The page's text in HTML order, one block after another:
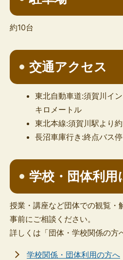
約10台
交通アクセス
東北自動車道:須賀川イ
キロメートル
東北本線:須賀川駅より
長沼車庫行き:終点バス
学校・団体利用
授業・講座など団体での観覧・
事前にご相談ください。
詳しくは「団体・学校関係の方
学校関係・団体利用の方へ